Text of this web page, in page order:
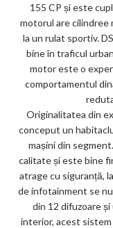
155 CP și este
motorul are cilindree
la un rulat sportiv.
bine în traficul
motor este o
comportamentul
Originalitatea din
conceput un
mașini din
calitate și este bine
atrage cu siguranță,
de infotainment se
din 12 difuzoare
interior, acest